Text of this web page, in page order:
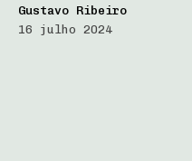
Gustavo Ribeiro
16 julho 2024